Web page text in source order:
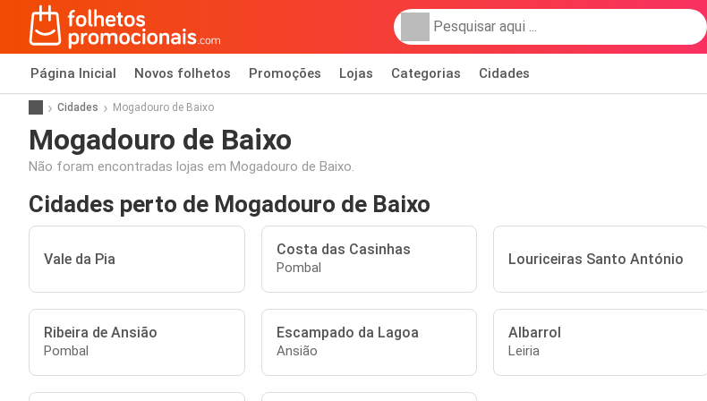
Página Inicial Novos folhetos Promoções Lojas Categorias Cidades
Cidades Mogadouro de Baixo
Mogadouro de Baixo
Não foram encontradas lojas em Mogadouro de Baixo.
Cidades perto de Mogadouro de Baixo
Vale da Pia
Costa das Casinhas
Pombal Louriceiras Santo António
Ribeira de Ansião
Pombal
Escampado da Lagoa
Ansião
Albarrol
Leiria